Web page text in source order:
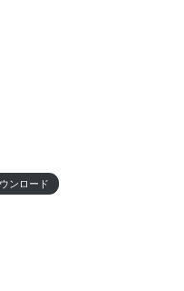
ンロード